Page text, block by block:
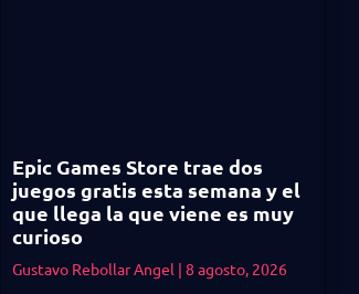
Epic Games Store trae dos
juegos gratis esta semana y el
que llega la que viene es muy
curioso
Gustavo Rebollar Angel 8 agosto, 2026